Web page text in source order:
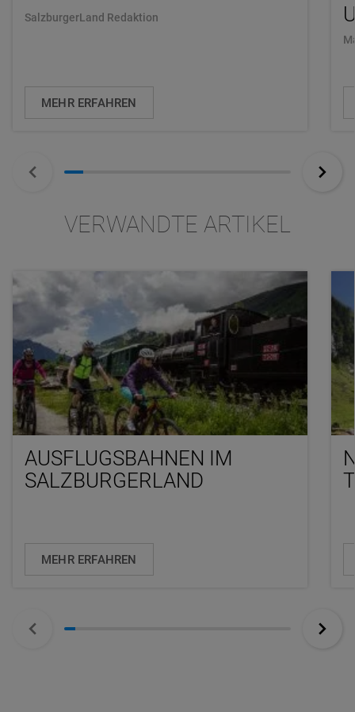
SalzburgerLand Redaktion
MEHR ERFAHREN
VERWANDTE ARTIKEL
AUSFLUGSBAHNEN IM
SALZBURGERLAND
MEHR ERFAHREN